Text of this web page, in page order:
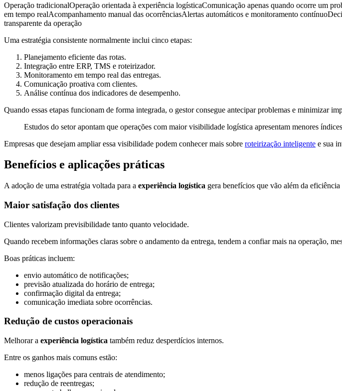
Operação tradicionalOperação orientada à experiência logísticaComunicação apenas quando ocorre um
em tempo realAcompanhamento manual das ocorrênciasAlertas automáticos e monitoramento
transparente da operação
Uma estratégia consistente normalmente inclui cinco etapas:
Planejamento eficiente das rotas.
Integração entre ERP, TMS e roteirizador.
Monitoramento em tempo real das entregas.
Comunicação proativa com clientes.
Análise contínua dos indicadores de desempenho.
Quando essas etapas funcionam de forma integrada, o gestor consegue antecipar problemas e minimizar
Estudos do setor apontam que operações com maior visibilidade logística apresentam menores
Empresas que desejam ampliar essa visibilidade podem conhecer mais sobre roteirização inteligente e sua
Benefícios e aplicações práticas
A adoção de uma estratégia voltada para a experiência logística gera benefícios que vão além da
Maior satisfação dos clientes
Clientes valorizam previsibilidade tanto quanto velocidade.
Quando recebem informações claras sobre o andamento da entrega, tendem a confiar mais na operação,
Boas práticas incluem:
envio automático de notificações;
previsão atualizada do horário de entrega;
confirmação digital da entrega;
comunicação imediata sobre ocorrências.
Redução de custos operacionais
Melhorar a experiência logística também reduz desperdícios internos.
Entre os ganhos mais comuns estão:
menos ligações para centrais de atendimento;
redução de reentregas;